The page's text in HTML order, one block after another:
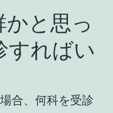
と思っ
すればい
合、何科を受診